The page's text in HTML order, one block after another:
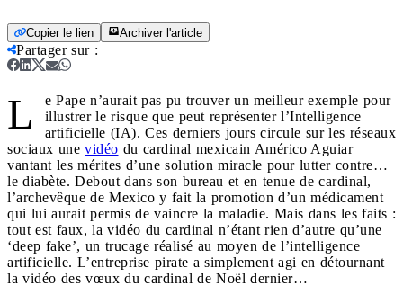
Copier le lien Archiver l'article
Partager sur:
L
e Pape n’aurait pas pu trouver un meilleur exemple pour
illustrer le risque que peut représenter l’Intelligence
artificielle (IA). Ces derniers jours circule sur les réseaux
sociaux une vidéo du cardinal mexicain Américo Aguiar
vantant les mérites d’une solution miracle pour lutter contre…
le diabète. Debout dans son bureau et en tenue de cardinal,
l’archevêque de Mexico y fait la promotion d’un médicament
qui lui aurait permis de vaincre la maladie. Mais dans les faits :
tout est faux, la vidéo du cardinal n’étant rien d’autre qu’une
‘deep fake’, un trucage réalisé au moyen de l’intelligence
artificielle. L’entreprise pirate a simplement agi en détournant
la vidéo des vœux du cardinal de Noël dernier…